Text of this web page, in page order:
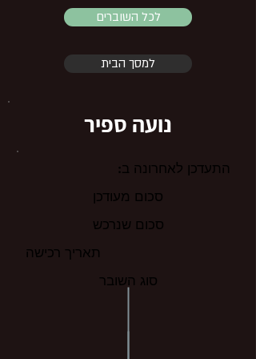
לכל השוברים
למסך הבית
נועה ספיר
התעדכן לאחרונה ב:
סכום מעודכן
סכום שנרכש
תאריך רכישה
סוג השובר